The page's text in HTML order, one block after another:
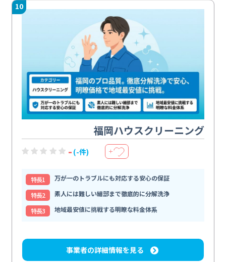
10
福岡ハウスクリーニング
- (-件) ＋
特⻑1
万が一のトラブルにも対応する安心の保証
特⻑2
素人には難しい細部まで徹底的に分解洗浄
特⻑3
地域最安値に挑戦する明瞭な料金体系
事業者の詳細情報を見る